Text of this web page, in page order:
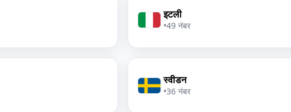
इटली
•49 नंबर
स्वीडन
•36 नंबर